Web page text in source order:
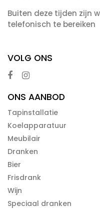
Buiten deze tijden zijn
telefonisch te bereiken
VOLG ONS
ONS AANBOD
Tapinstallatie
Koelapparatuur
Meubilair
Dranken
Bier
Frisdrank
Wijn
Speciaal dranken